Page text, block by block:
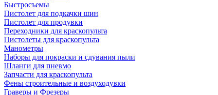
Быстросъемы
Пистолет для подкачки шин
Пистолет для продувки
Переходники для краскопульта
Пистолеты для краскопульта
Манометры
Наборы для покраски и сдувания пыли
Шланги для пневмо
Запчасти для краскопульта
Фены строительные и воздуходувки
Граверы и Фрезеры